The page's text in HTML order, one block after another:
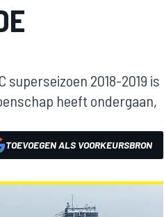
2018-2019 is
heeft ondergaan,
TOEVOEGEN ALS VOORKEURSBRON